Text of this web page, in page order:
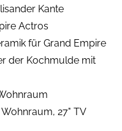
Kante
Actros
für Grand Empire
der Kochmulde mit
27" TV